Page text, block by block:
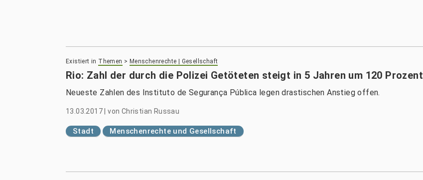
Existiert in Themen > Menschenrechte | Gesellschaft
Rio: Zahl der durch die Polizei Getöteten steigt in 5 Jahren um 120 Prozent
Neueste Zahlen des Instituto de Segurança Pública legen drastischen Anstieg offen.
13.03.2017 |von Christian Russau
Stadt Menschenrechte und Gesellschaft